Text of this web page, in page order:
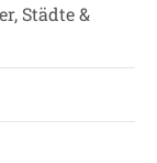
Städte &